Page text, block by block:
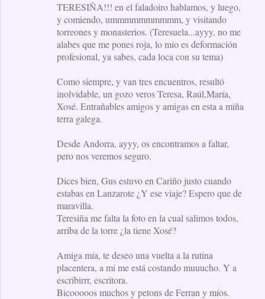
TERESIÑA!!! en el faladoiro hablamos, y luego,
y comiendo, ummmmmmmmmm, y visitando
torreones y monasterios. (Teresuela...ayyy, no me
alabes que me pones roja, lo mío es deformación
profesional, ya sabes, cada loca con su tema)
Como siempre, y van tres encuentros, resultó
inolvidable, un gozo veros Teresa, Raúl,María,
Xosé. Entrañables amigos y amigas en esta a miña
terra galega.
Desde Andorra, ayyy, os encontramos a faltar,
pero nos veremos seguro.
Dices bien, Gus estuvo en Cariño justo cuando
estabas en Lanzarote ¿Y ese viaje? Espero que de
maravilla.
Teresiña me falta la foto en la cual salimos todos,
arriba de la torre ¿la tiene Xosé?
Amiga mía, te deseo una vuelta a la rutina
placentera, a mi me está costando muuucho. Y a
escribirrr, escritora.
Bicooooos muchos y petons de Ferran y míos.